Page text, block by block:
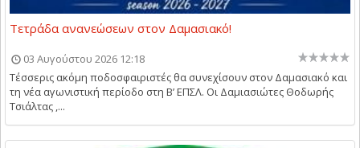
Τετράδα ανανεώσεων στον Δαμασιακό!
03 Αυγούστου 2026 12:18
Τέσσερις ακόμη ποδοσφαιριστές θα συνεχίσουν στον Δαμασιακό και
τη νέα αγωνιστική περίοδο στη Β’ ΕΠΣΛ. Οι Δαμιασιώτες Θοδωρής
Τσιάλτας ,...